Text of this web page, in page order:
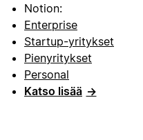
Notion:
Enterprise
Startup-yritykset
Pienyritykset
Personal
Katso lisää →